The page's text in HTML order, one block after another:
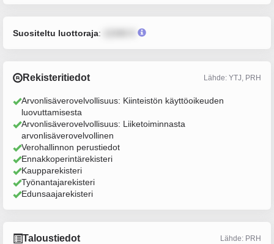
Suositeltu luottoraja:
Rekisteritiedot Lähde: YTJ, PRH
Arvonlisäverovelvollisuus: Kiinteistön käyttöoikeuden
luovuttamisesta
Arvonlisäverovelvollisuus: Liiketoiminnasta
arvonlisäverovelvollinen
Verohallinnon perustiedot
Ennakkoperintärekisteri
Kaupparekisteri
Työnantajarekisteri
Edunsaajarekisteri
Taloustiedot Lähde: PRH